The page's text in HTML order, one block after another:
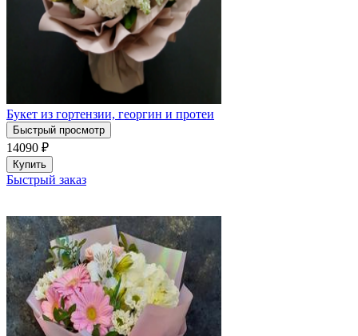
Букет из гортензии, георгин и протеи
Быстрый просмотр
14090 ₽
Купить
Быстрый заказ